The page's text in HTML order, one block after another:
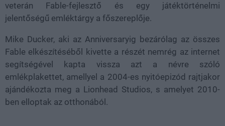
veterán Fable-fejlesztő és egy játéktörténelmi
jelentőségű emléktárgy a főszereplője.
Mike Ducker, aki az Anniversaryig bezárólag az összes
Fable elkészítéséből kivette a részét nemrég az internet
segítségével kapta vissza azt a névre szóló
emlékplakettet, amellyel a 2004-es nyitóepizód rajtjakor
ajándékozta meg a Lionhead Studios, s amelyet 2010-
ben elloptak az otthonából.